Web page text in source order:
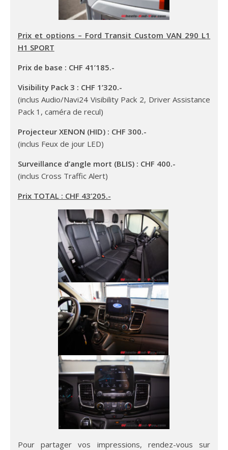
Prix et options – Ford Transit Custom VAN 290 L1
H1 SPORT
Prix de base : CHF 41’185.-
Visibility Pack 3 : CHF 1’320.-
(inclus Audio/Navi24 Visibility Pack 2, Driver Assistance
Pack 1, caméra de recul)
Projecteur XENON (HID) : CHF 300.-
(inclus Feux de jour LED)
Surveillance d’angle mort (BLIS) : CHF 400.-
(inclus Cross Traffic Alert)
Prix TOTAL : CHF 43’205.-
Pour partager vos impressions, rendez-vous sur